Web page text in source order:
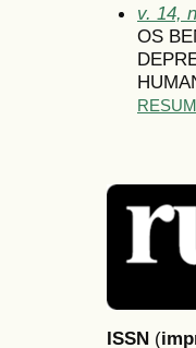
v. 14,
OS
ISSN (